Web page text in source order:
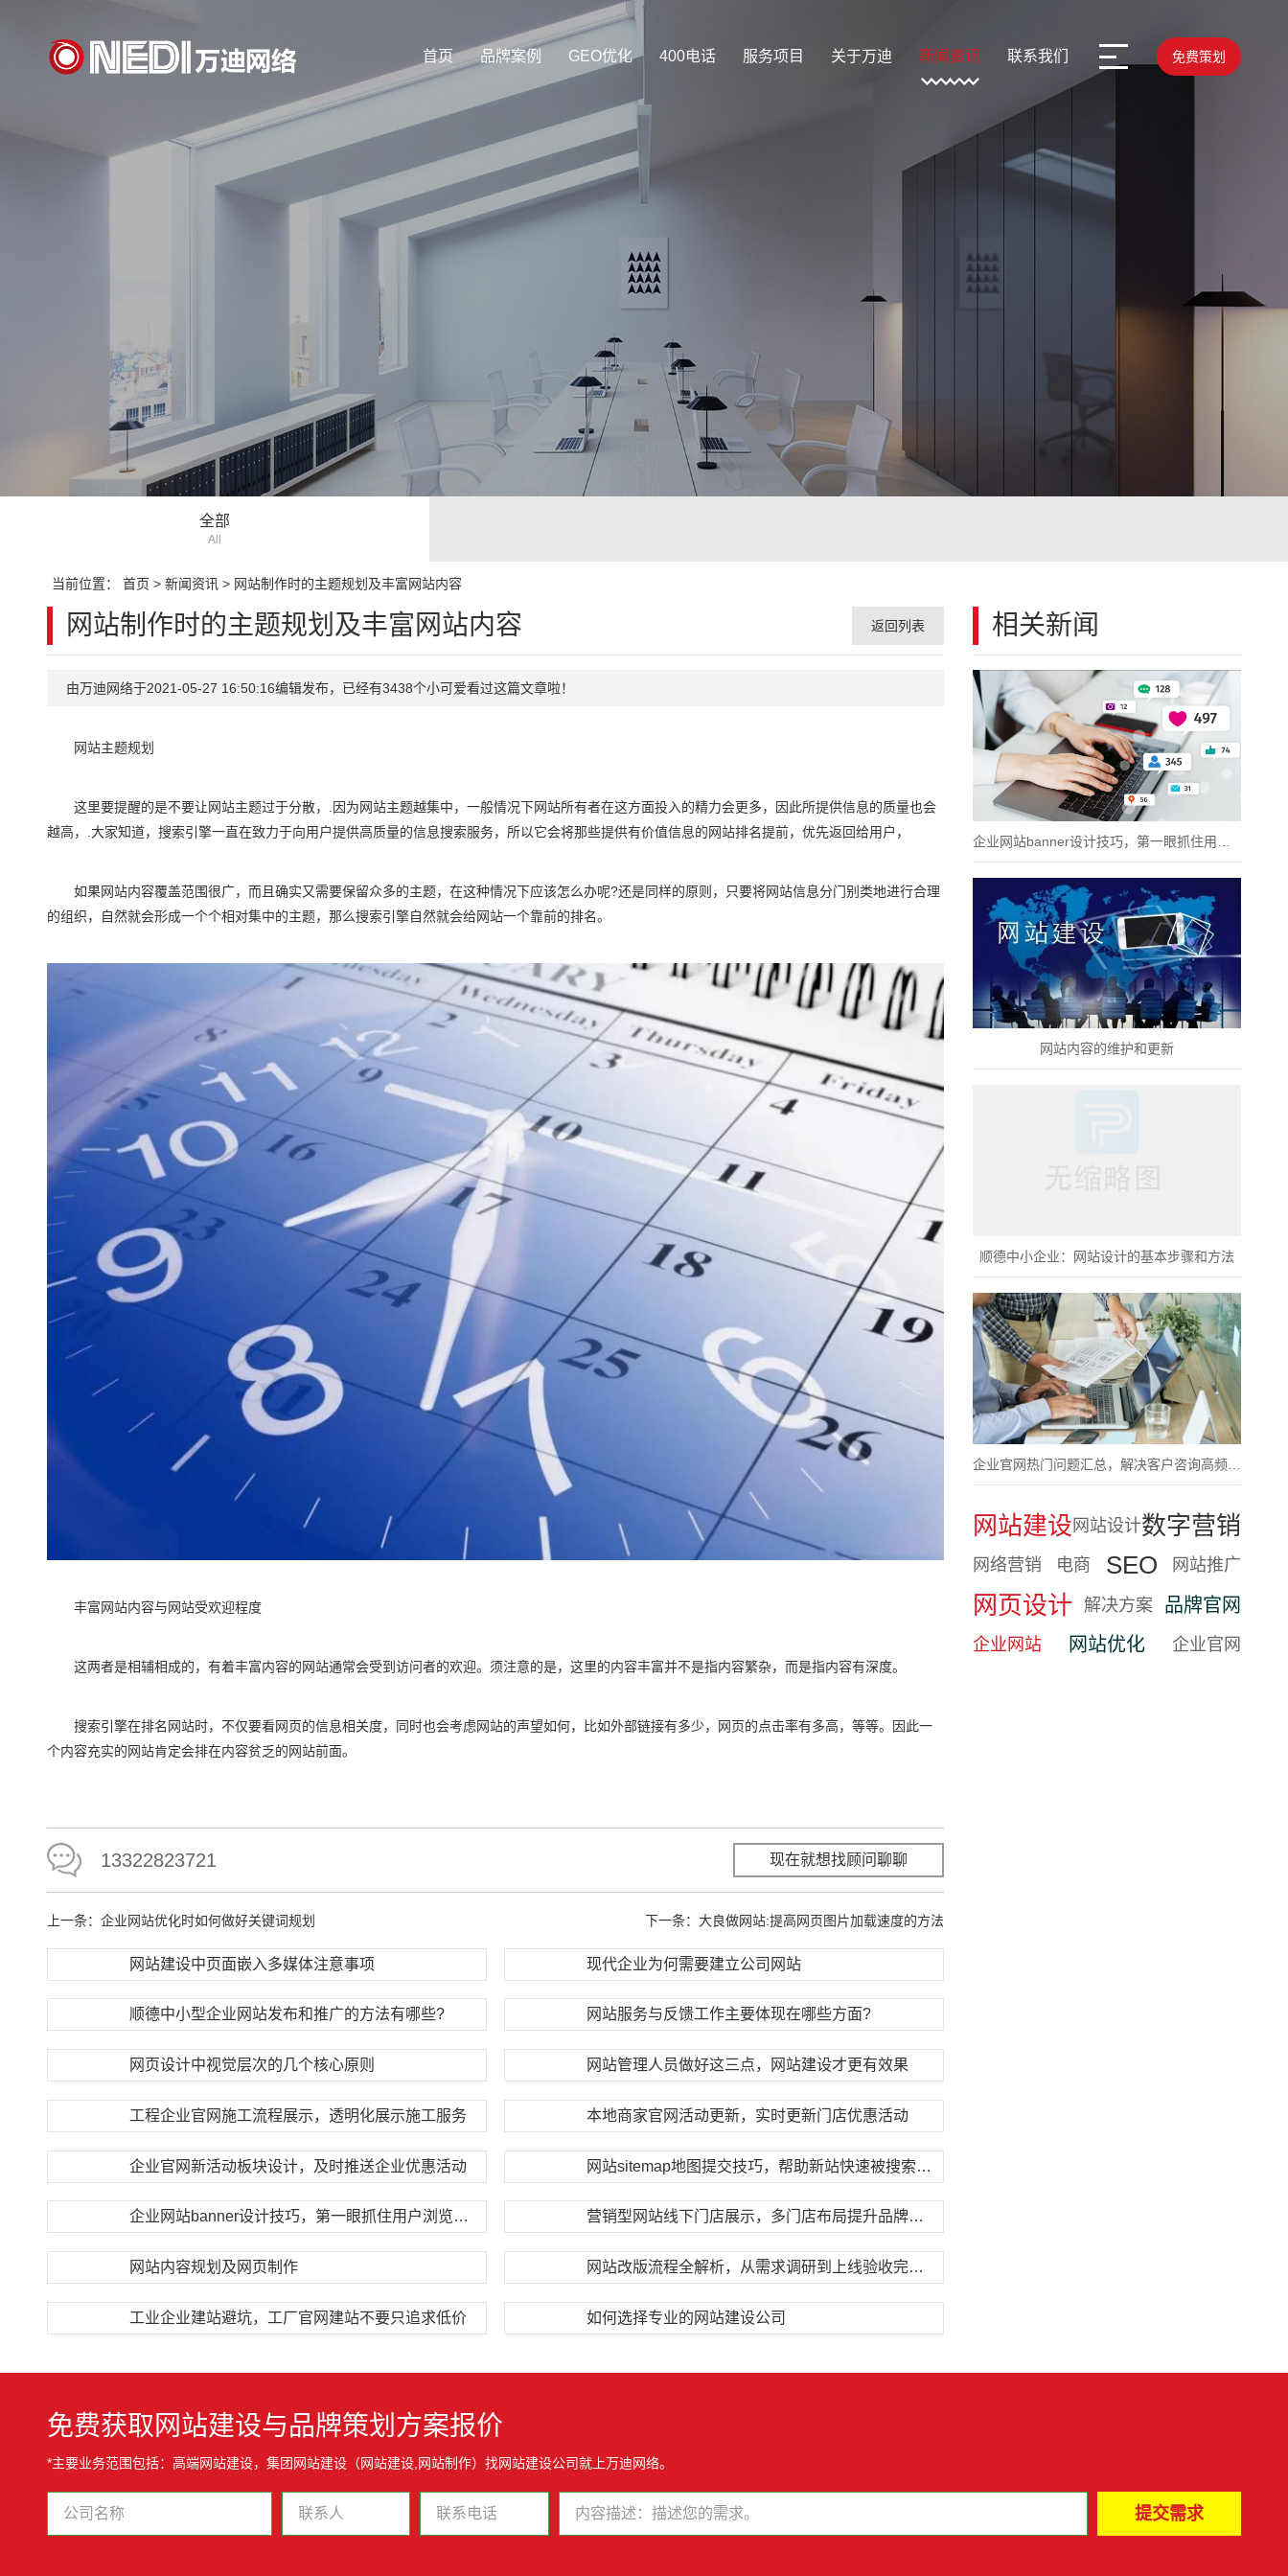
首页 品牌案例 GEO优化 400电话 服务项目 关于万迪 新闻资讯 联系我们 免费策划
全部
All
当前位置： 首页 > 新闻资讯> 网站制作时的主题规划及丰富网站内容
相关新闻
网站内容的维护和更新
顺德中小企业：网站设计的基本步骤和方法
网站建设 网站设计数字营销
网络营销 电商 SEO 网站推广
网页设计 解决方案 品牌官网
企业网站 网站优化 企业官网
网站制作时的主题规划及丰富网站内容 返回列表
由万迪网络于2021-05-27 16:50:16编辑发布，已经有3438个小可爱看过这篇文章啦！
网站主题规划
这里要提醒的是不要让网站主题过于分散，.因为网站主题越集中，一般情况下网站所有者在这方面投入的精力会更多，因此所提供信息的质量也会
越高，.大家知道，搜索引擎一直在致力于向用户提供高质量的信息搜索服务，所以它会将那些提供有价值信息的网站排名提前，优先返回给用户，
如果网站内容覆盖范围很广，而且确实又需要保留众多的主题，在这种情况下应该怎么办呢?还是同样的原则，只要将网站信息分门别类地进行合理
的组织，自然就会形成一个个相对集中的主题，那么搜索引擎自然就会给网站一个靠前的排名。
丰富网站内容与网站受欢迎程度
这两者是相辅相成的，有着丰富内容的网站通常会受到访问者的欢迎。须注意的是，这里的内容丰富并不是指内容繁杂，而是指内容有深度。
搜索引擎在排名网站时，不仅要看网页的信息相关度，同时也会考虑网站的声望如何，比如外部链接有多少，网页的点击率有多高，等等。因此一
个内容充实的网站肯定会排在内容贫乏的网站前面。
13322823721 现在就想找顾问聊聊
上一条： 企业网站优化时如何做好关键词规划 下一条： 大良做网站:提高网页图片加载速度的方法
网站建设中页面嵌入多媒体注意事项 现代企业为何需要建立公司网站
顺德中小型企业网站发布和推广的方法有哪些? 网站服务与反馈工作主要体现在哪些方面?
网页设计中视觉层次的几个核心原则 网站管理人员做好这三点，网站建设才更有效果
工程企业官网施工流程展示，透明化展示施工服务 本地商家官网活动更新，实时更新门店优惠活动
企业官网新活动板块设计，及时推送企业优惠活动 网站sitemap地图提交技巧，帮助新站快速被搜索引擎收录
企业网站banner设计技巧，第一眼抓住用户浏览注意力 营销型网站线下门店展示，多门店布局提升品牌覆盖
网站内容规划及网页制作 网站改版流程全解析，从需求调研到上线验收完整步骤
工业企业建站避坑，工厂官网建站不要只追求低价 如何选择专业的网站建设公司
免费获取网站建设与品牌策划方案报价
*主要业务范围包括：高端网站建设，集团网站建设（网站建设,网站制作）找网站建设公司就上万迪网络。